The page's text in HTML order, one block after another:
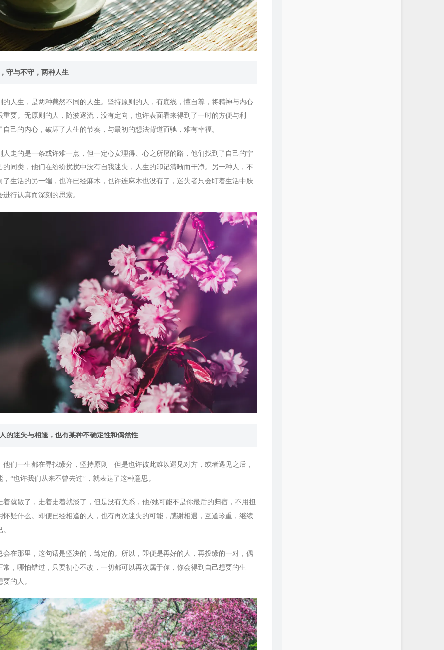
守与不守，两种人生
的人生，是两种截然不同的人生。坚持原则的人，有底线，懂自尊，将精神与内心
重要。无原则的人，随波逐流，没有定向，也许表面看来得到了一时的方便与利
自己的内心，破坏了人生的节奏，与最初的想法背道而驰，难有幸福。
人走的是一条或许难一点，但一定心安理得、心之所愿的路，他们找到了自己的宁
的同类，他们在纷纷扰扰中没有自我迷失，人生的印记清晰而干净。另一种人，不
了生活的另一端，也许已经麻木，也许连麻木也没有了，迷失者只会盯着生活中肤
行认真而深刻的思索。
的迷失与相逢，也有某种不确定性和偶然性
他们一生都在寻找缘分，坚持原则，但是也许彼此难以遇见对方，或者遇见之后，
“也许我们从来不曾去过”，就表达了这种意思。
着就散了，走着走着就淡了，但是没有关系，他/她可能不是你最后的归宿，不用担
怀疑什么。即便已经相逢的人，也有再次迷失的可能，感谢相遇，互道珍重，继续
会在那里，这句话是坚决的，笃定的。所以，即便是再好的人，再投缘的一对，偶
常，哪怕错过，只要初心不改，一切都可以再次属于你，你会得到自己想要的生
的人。